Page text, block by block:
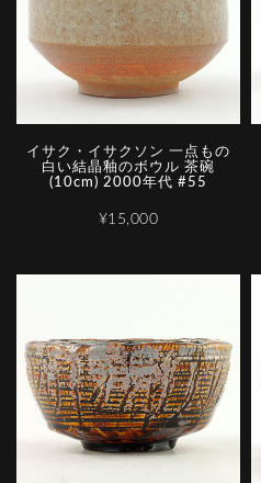
イサク・イサクソン 一点もの
白い結晶釉のボウル 茶碗
(10cm) 2000年代 #55
¥15,000